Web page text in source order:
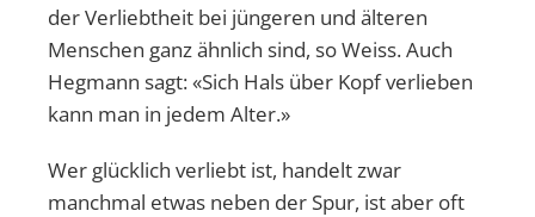
der Verliebtheit bei jüngeren und älteren
Menschen ganz ähnlich sind, so Weiss. Auch
Hegmann sagt: «Sich Hals über Kopf verlieben
kann man in jedem Alter.»
Wer glücklich verliebt ist, handelt zwar
manchmal etwas neben der Spur, ist aber oft